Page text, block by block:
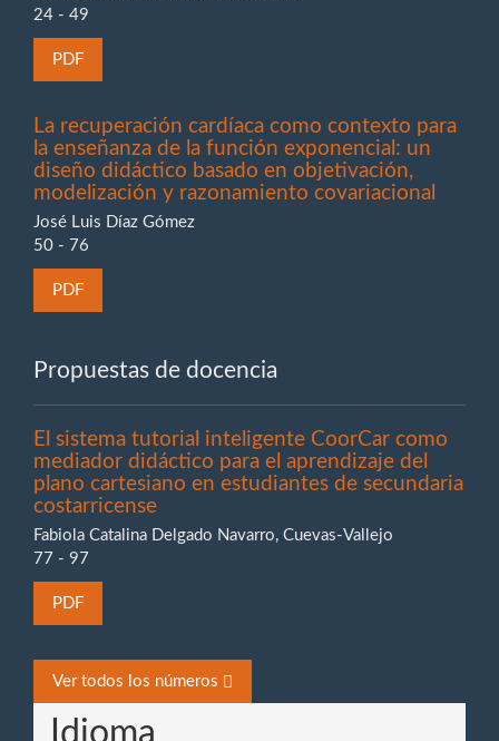
24 - 49
PDF
La recuperación cardíaca como contexto para
la enseñanza de la función exponencial: un
diseño didáctico basado en objetivación,
modelización y razonamiento covariacional
José Luis Díaz Gómez
50 - 76
PDF
Propuestas de docencia
El sistema tutorial inteligente CoorCar como
mediador didáctico para el aprendizaje del
plano cartesiano en estudiantes de secundaria
costarricense
Fabiola Catalina Delgado Navarro, Cuevas-Vallejo
77 - 97
PDF
Ver todos los números
Idioma